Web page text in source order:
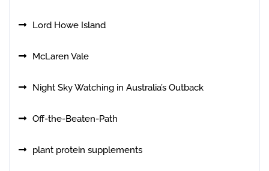
Lord Howe Island
McLaren Vale
Night Sky Watching in Australia’s Outback
Off-the-Beaten-Path
plant protein supplements